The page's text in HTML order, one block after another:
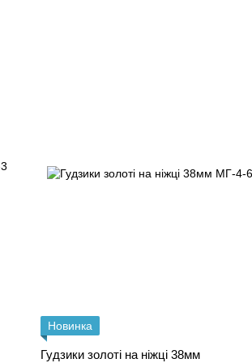
Новинка
Гудзики золоті на ніжці 38мм